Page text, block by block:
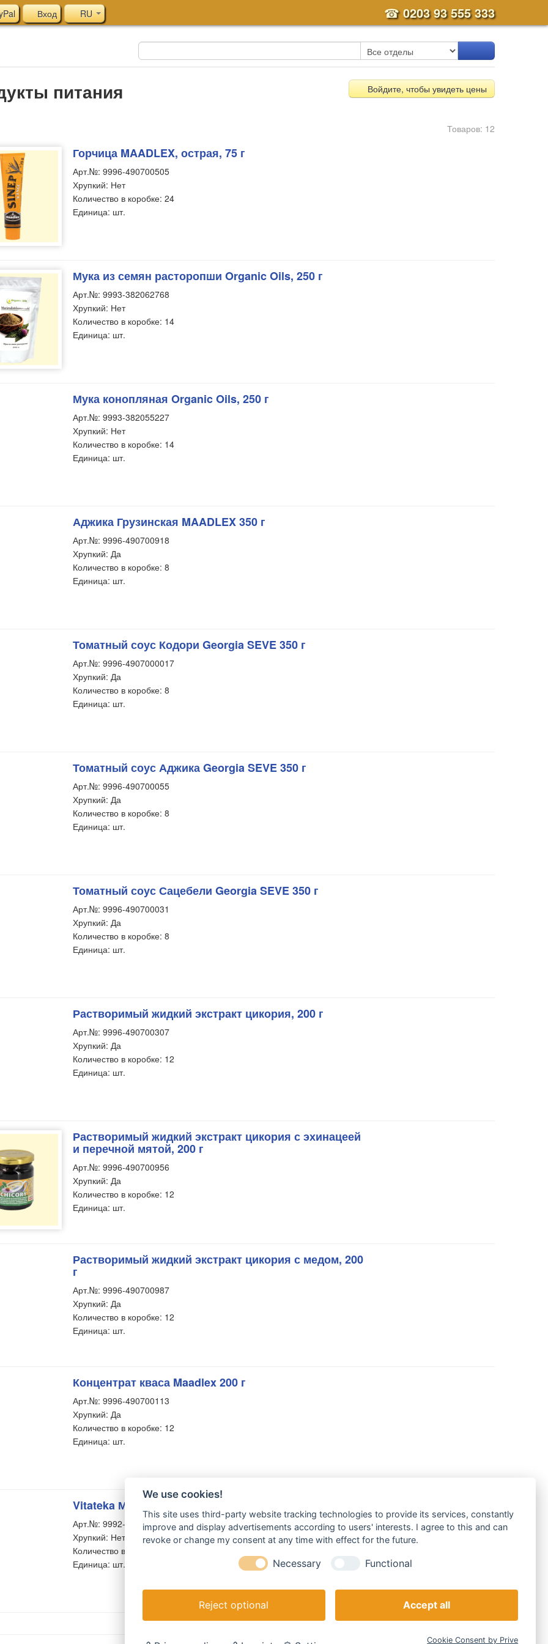
Вход RU ☎0203 93 555 333
питания Войдите, чтобы увидеть цены
Товаров: 12
Горчица MAADLEX, острая, 75 г
Арт.№: 9996-490700505
Хрупкий: Нет
Количество в коробке: 24
Единица: шт.
Мука из семян расторопши Organic Oils, 250 г
Арт.№: 9993-382062768
Хрупкий: Нет
Количество в коробке: 14
Единица: шт.
Мука конопляная Organic Oils, 250 г
Арт.№: 9993-382055227
Хрупкий: Нет
Количество в коробке: 14
Единица: шт.
Аджика Грузинская MAADLEX 350 г
Арт.№: 9996-490700918
Хрупкий: Да
Количество в коробке: 8
Единица: шт.
Томатный соус Кодори Georgia SEVE 350 г
Арт.№: 9996-4907000017
Хрупкий: Да
Количество в коробке: 8
Единица: шт.
Томатный соус Аджика Georgia SEVE 350 г
Арт.№: 9996-490700055
Хрупкий: Да
Количество в коробке: 8
Единица: шт.
Томатный соус Сацебели Georgia SEVE 350 г
Арт.№: 9996-490700031
Хрупкий: Да
Количество в коробке: 8
Единица: шт.
Растворимый жидкий экстракт цикория, 200 г
Арт.№: 9996-490700307
Хрупкий: Да
Количество в коробке: 12
Единица: шт.
Растворимый жидкий экстракт цикория с эхинацеей
и перечной мятой, 200 г
Арт.№: 9996-490700956
Хрупкий: Да
Количество в коробке: 12
Единица: шт.
Растворимый жидкий экстракт цикория с медом, 200
г
Арт.№: 9996-490700987
Хрупкий: Да
Количество в коробке: 12
Единица: шт.
Концентрат кваса Maadlex 200 г
Арт.№: 9996-490700113
Хрупкий: Да
Количество в коробке: 12
Единица: шт.
Vitateka Мука (шрот) расторопши, 200 г
Арт.№: 9992-474171173
Хрупкий: Нет
Количество в коробке: 16
Единица: шт.
We use cookies!
This site uses third-party website tracking technologies to provide its services, constantly
improve and display advertisements according to users' interests. I agree to this and can
revoke or change my consent at any time with effect for the future.
Necessary Functional
Reject optional Accept all
Cookie Consent by Prive